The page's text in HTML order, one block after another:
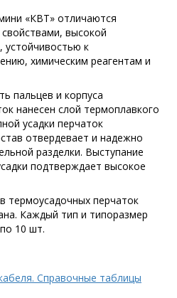
«КВТ» отличаются
высокой
устойчивостью к
химическим реагентам и
пальцев и корпуса
нанесен слой термоплавкого
усадки перчаток
отвердевает и надежно
разделки. Выступание
подтверждает высокое
термоусадочных перчаток
Каждый тип и типоразмер
10 шт.
Справочные таблицы